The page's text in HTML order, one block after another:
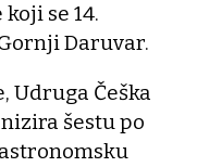
se 14.
Daruvar.
Udruga Češka
šestu po